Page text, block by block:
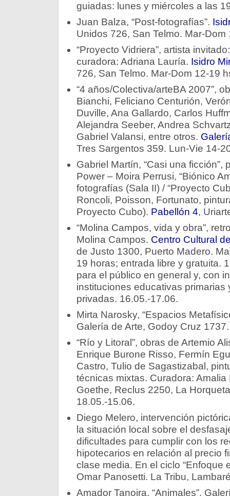
guiadas: lunes y miércoles a las
Juan Balza, “Post-fotografías”.
Unidos 726, San Telmo. Mar-
“Proyecto Vidriera”, artista
curadora: Adriana Lauría. Isidro
726, San Telmo. Mar-Dom 12-19
“4 años/Colectiva/arteBA 2007”,
Bianchi, Feliciano Centurión,
Duville, Ana Gallardo, Carlos
Alejandra Seeber, Andrea
Gabriel Valansi, entre otros.
Tres Sargentos 359. Lun-Vie 14-
Gabriel Martín, “Casi una ficción”,
Power – Moira Perrusi, “Biónico
fotografías (Sala II) / “Proyecto
Roncoli, Poisson, Fortunato,
Proyecto Cubo). Pabellón 4,
“Molina Campos, vida y obra”,
Molina Campos. Centro Cultural
de Justo 1300, Puerto Madero.
19 horas; entrada libre y gratuita.
para el público en general y, con
instituciones educativas
privadas. 16.05.-17.06.
Mirta Narosky, “Espacios
Galería de Arte, Godoy Cruz
“Río y Litoral”, obras de Artemio
Enrique Burone Risso, Fermín
Castro, Tulio de Sagastizabal,
técnicas mixtas. Curadora:
Goethe, Reclus 2250, La
18.05.-15.06.
Diego Melero, intervención
la situación local sobre el
dificultades para cumplir con los
hipotecarios en relación al precio
clase media. En el ciclo “Enfoque
Omar Panosetti. La Tribu,
Amador Tanoira, “Animales”.